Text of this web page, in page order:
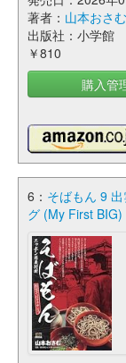
著者： 山本おさむ
出版社：小学館
￥810
購入管
6： そばもん 9
グ (My First BIG)